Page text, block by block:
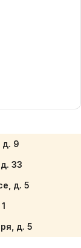
д. 9
33
д. 5
д. 5